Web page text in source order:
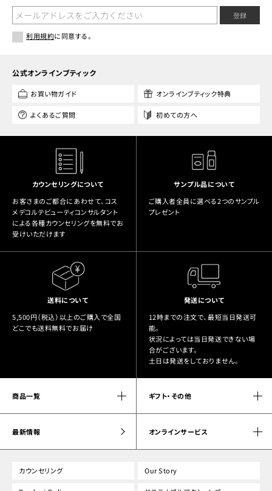
登録
利用規約に同意する。
公式オンラインブティック
お買い物ガイド オンラインブティック特典
よくあるご質問 初めての方へ
カウンセリングについて
お客さまのご都合にあわせて、コス
メデコルテビューティコンサルタント
による各種カウンセリングを無料でお
受けいただけます
サンプル品について
ご購入者全員に選べる2つのサンプル
プレゼント
送料について
5,500円（税込）以上のご購入で全国
どこでも送料無料でお届け
発送について
12時までの注文で、最短当日発送可
能。
状況によっては当日発送できない場
合がございます。
土日は発送をしておりません。
商品一覧 ギフト・その他
最新情報 オンラインサービス
カウンセリング Our Story